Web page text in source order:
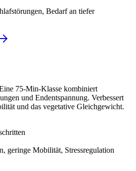
Bedarf an tiefer
75-Min-Klasse kombiniert
und Endentspannung. Verbessert
und das vegetative Gleichgewicht.
geringe Mobilität, Stressregulation